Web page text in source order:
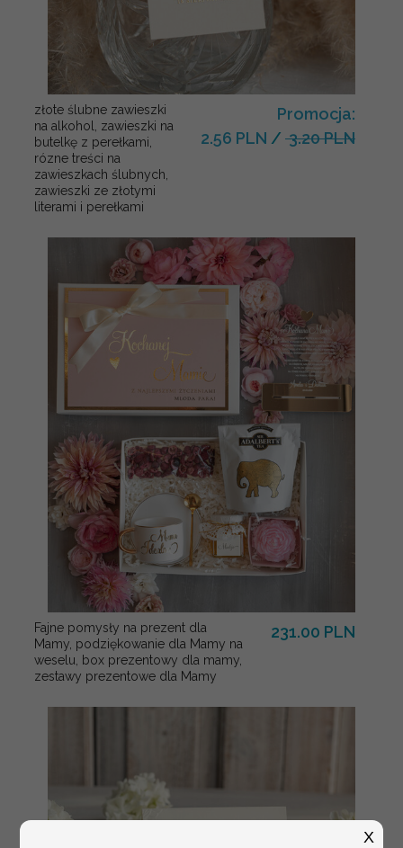
złote ślubne zawieszki
na alkohol, zawieszki na
butelkę z perełkami,
rózne treści na
zawieszkach ślubnych,
zawieszki ze złotymi
literami i perełkami
Promocja:
2.56 PLN / 3.20 PLN
Fajne pomysły na prezent dla
Mamy, podziękowanie dla Mamy na
weselu, box prezentowy dla mamy,
zestawy prezentowe dla Mamy
231.00 PLN
X